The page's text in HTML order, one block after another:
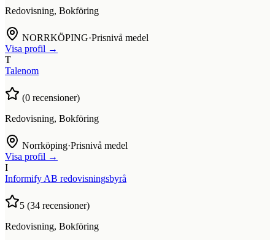
Redovisning, Bokföring
NORRKÖPING·Prisnivå medel
Visa profil →
T
Talenom
(0 recensioner)
Redovisning, Bokföring
Norrköping·Prisnivå medel
Visa profil →
I
Informify AB redovisningsbyrå
5 (34 recensioner)
Redovisning, Bokföring